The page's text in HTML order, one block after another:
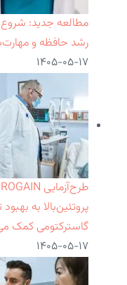
مطالعه جدید:
رشد حافظه و
۱۴۰۵-۰۵-۱۷
پروتئین‌بالا به
گاسترکتومی کمک
۱۴۰۵-۰۵-۱۷